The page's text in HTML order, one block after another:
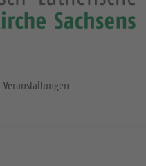
e
i
Veranstaltungen